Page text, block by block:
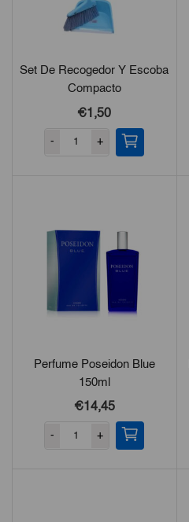
Set De Recogedor Y Escoba
Compacto
€1,50
- +
Perfume Poseidon Blue
150ml
€14,45
- +